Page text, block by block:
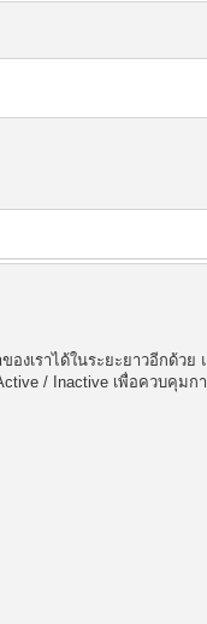
งเราได้ในระยะยาวอีกด้วย
/ Inactive เพื่อควบคุมก